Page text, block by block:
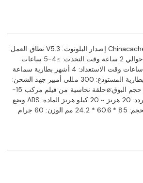
الشريحة: Chinacache AB5656C2 إصدار البلوتوث: V5.3 نطاق العمل:
≥10 أمتار وقت الشحن: حوالي 2 ساعة وقت التحدث: ≥4-5 ساعات
وقت الموسيقى: ≥4-5 ساعات وقت الاستعداد: 4 أشهر بطارية سماعة
الرأس: 40 مللي أمبير بطارية المستودع: 300 مللي أمبير جهد الشحن:
DC5V/300 مللي أمبير حجم البوق:⌀حلقة نحاسية من فيلم مركب 15-
10 مم نطاق استجابة التردد: 20 هرتز ~ 20 كيلو هرتز المادة: ABS وضع
60 جرام